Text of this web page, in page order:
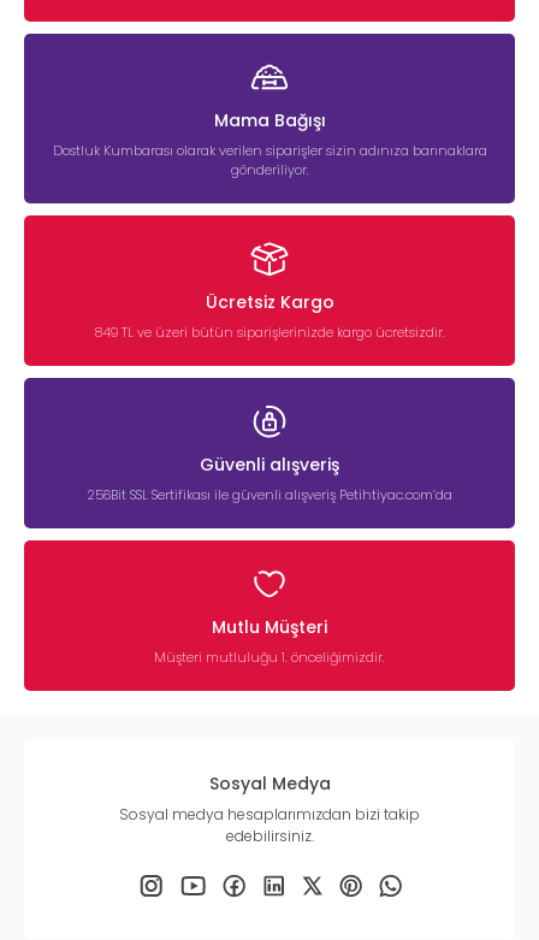
Mama Bağışı
Dostluk Kumbarası olarak verilen siparişler sizin adınıza barınaklara
gönderiliyor.
Ücretsiz Kargo
849 TL ve üzeri bütün siparişlerinizde kargo ücretsizdir.
Güvenli alışveriş
256Bit SSL Sertifikası ile güvenli alışveriş Petihtiyac.com’da
Mutlu Müşteri
Müşteri mutluluğu 1. önceliğimizdir.
Sosyal Medya
Sosyal medya hesaplarımızdan bizi takip
edebilirsiniz.